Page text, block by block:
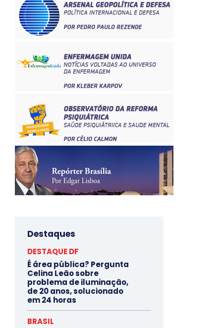
Destaques
DESTAQUE DF
É área pública? Pergunta
Celina Leão sobre
problema de iluminação,
de 20 anos, solucionado
em 24 horas
BRASIL